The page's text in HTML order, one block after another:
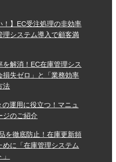
！】EC受注処理の非効率
理システム導入で顧客満
を解消！EC在庫管理シス
損失ゼロ」と「業務効率
法
運用に役立つ！マニュ
ジのご紹介
を徹底防止！在庫更新頻
めに「在庫管理システム